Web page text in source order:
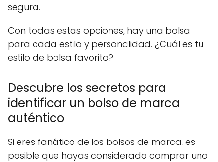
segura.
Con todas estas opciones, hay una bolsa
para cada estilo y personalidad. ¿Cuál es tu
estilo de bolsa favorito?
Descubre los secretos para
identificar un bolso de marca
auténtico
Si eres fanático de los bolsos de marca, es
posible que hayas considerado comprar uno